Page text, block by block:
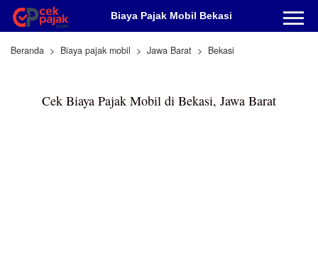
Biaya Pajak Mobil Bekasi
Beranda Biaya pajak mobil Jawa Barat Bekasi
Cek Biaya Pajak Mobil di Bekasi, Jawa Barat